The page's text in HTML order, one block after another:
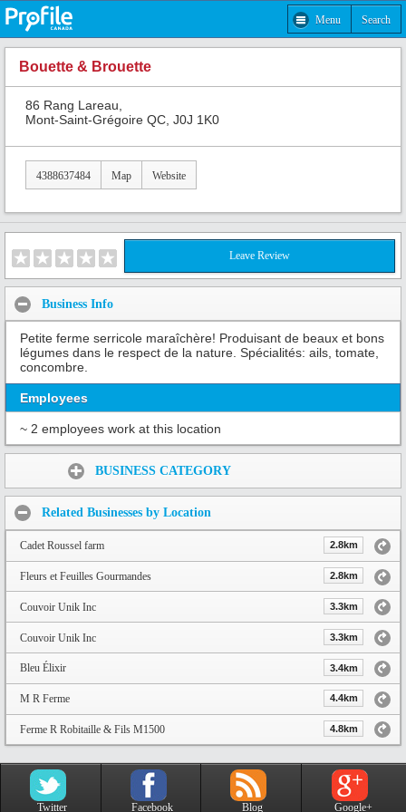
Menu Search
Bouette & Brouette
86 Rang Lareau,
Mont-Saint-Grégoire QC, J0J 1K0
4388637484 Map Website
Leave Review
Business Info
Petite ferme serricole maraîchère! Produisant de beaux et bons
légumes dans le respect de la nature. Spécialités: ails, tomate,
concombre.
Employees
~ 2 employees work at this location
BUSINESS CATEGORY
Related Businesses by Location
Cadet Roussel farm 2.8km
Fleurs et Feuilles Gourmandes 2.8km
Couvoir Unik Inc 3.3km
Couvoir Unik Inc 3.3km
Bleu Élixir 3.4km
M R Ferme 4.4km
Ferme R Robitaille & Fils M1500 4.8km
Twitter Facebook Blog Google+